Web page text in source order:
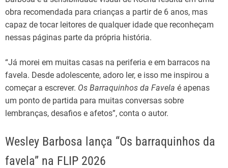
obra recomendada para crianças a partir de 6 anos, mas
capaz de tocar leitores de qualquer idade que reconheçam
nessas páginas parte da própria história.
“Já morei em muitas casas na periferia e em barracos na
favela. Desde adolescente, adoro ler, e isso me inspirou a
começar a escrever. Os Barraquinhos da Favela é apenas
um ponto de partida para muitas conversas sobre
lembranças, desafios e afetos”, conta o autor.
Wesley Barbosa lança “Os barraquinhos da
favela” na FLIP 2026